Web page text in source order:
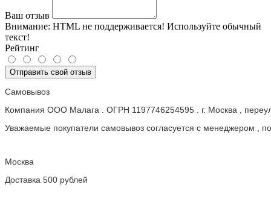
Ваш отзыв
Внимание: HTML не поддерживается! Используйте обычный
текст!
Рейтинг
Отправить свой отзыв
Самовывоз
Компания ООО Малага . ОГРН 1197746254595 . г. Москва ,
Уважаемые покупатели самовывоз согласуется с менеджером ,
Москва
Доставка 500 рублей